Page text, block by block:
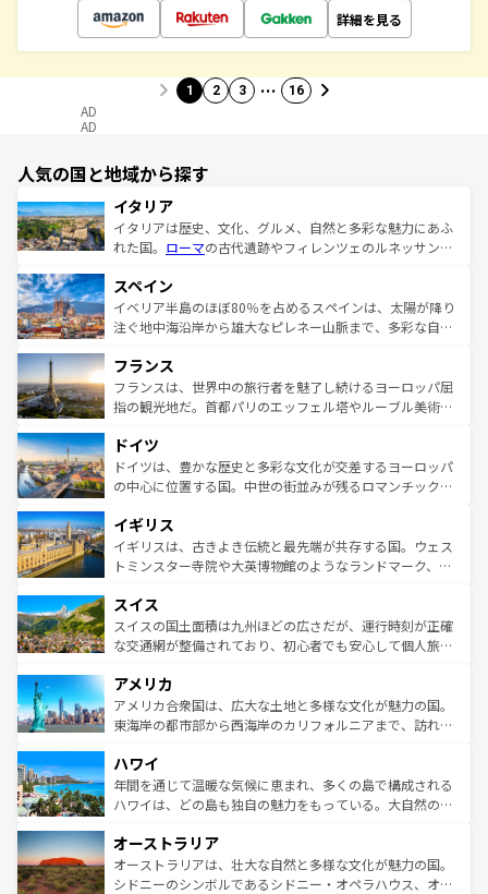
詳細を見る
1 2 3 … 16
AD
AD
人気の国と地域から探す
イタリア
イタリアは歴史、文化、グルメ、自然と多彩な魅力にあふ
れた国。 ローマの古代遺跡やフィレンツェのルネッサンス
ろん、トスカーナの美しい田園風景やアマルフィ海岸の絶
景など、自然景観も見逃せない。観光の合間には、本場の
ピザやパスタなど、絶品のイタリア料理を堪能することも
ませてくれるイタリアで、忘れられない旅をしてみよう！
なお、新着のイタリア情報はコンテンツ一覧 を参照してほ
しい。
スペイン
イベリア半島のほぼ80％を占めるスペインは、太陽が降り
注ぐ地中海沿岸から雄大なピレネー山脈まで、多彩な自然
文化が根付くこの国では、情熱的なフラメンコ、熱気あふ
れる闘牛、そして美味しいタパスが生活の一部となってい
る。首都マドリードの洗練された雰囲気や、バルセロナの
の城塞都市、穏やかなビーチリゾートまで多彩な表情を見
せる。地方によって風土や気候が異なるスペインはその個
性で訪れる人を魅了する。 なお、新着のスペイン情報はコ
フランス
フランスは、世界中の旅行者を魅了し続けるヨーロッパ屈
指の観光地だ。首都パリのエッフェル塔やルーブル美術館
で、幅広い魅力が詰まっている。華麗な宮殿、歴史的な大
聖堂、美しいビーチ、そして豊かな自然が、訪れる者を心
から魅了する。また、フランスは美食の国としても知ら
いる。シャンパンの発祥地であるランス、プロヴァンスの
香り高いラベンダー畑など、多彩な楽しみ方が可能だ。さ
らに、パリ以外の地域にも魅力が溢れており、どの街角に
れる地方に足を運ぶとそれぞれで全く異なる文化を体験で
きるだろう。 なお、新着のフランス情報はコンテンツ一覧
を参照してほしい。
ドイツ
ドイツは、豊かな歴史と多彩な文化が交差するヨーロッパ
の中心に位置する国。中世の街並みが残るロマンチック街
顔を持つこの国は、どこを歩いても飽きることがない。ベ
ルリンの文化的活気、バイエルン州のアルプスの絶景、そ
してライン川沿いのワイン畑といった風景は必見。ビール
は、お酒好きな人にはぜひ体験してほしい。 なお、新着の
ドイツ情報はコンテンツ一覧を参照してほしい。
イギリス
イギリスは、古きよき伝統と最先端が共存する国。ウェス
トミンスター寺院や大英博物館のようなランドマーク、歴
リアごとに異なる魅力がある。また、優雅なアフタヌーン
ティー、ビール好きにはたまらない英国パブ、サッカー観
戦など、本場だからこそできる体験も豊富。イギリスを旅
ンツ一覧を参照してほしい。
スイス
スイスの国土面積は九州ほどの広さだが、運行時刻が正確
な交通網が整備されており、初心者でも安心して個人旅行
の建物がそのまま残る町や、スイスならではのユニークな
博物館もあり、アルプス観光だけでなく町歩きも満喫する
ことができる。国民の所得が高いため物価も高いが、旅行
ば市内交通費無料で観光を楽しむこともできる。 なお、新
着のスイス情報はコンテンツ一覧 を参照してほしい。
アメリカ
アメリカ合衆国は、広大な土地と多様な文化が魅力の国。
東海岸の都市部から西海岸のカリフォルニアまで、訪れる
のような巨大都市は、観光、ショッピング、エンターテイ
ンメントが詰まった刺激的なスポットだ。一方、アメリカ
西部には大自然が広がり、グランドキャニオンやイエロー
部のニューオーリンズでは、音楽と美食が融合した独特の
文化が魅力。旅行者はアメリカの各地域で異なる魅力を楽
しみながら、その多様性と豊かな歴史を感じることができ
ハワイ
年間を通じて温暖な気候に恵まれ、多くの島で構成される
ハワイは、どの島も独自の魅力をもっている。大自然の神
ワイ島は見逃せない。また、定番の観光地といえばオアフ
島だが、静かな自然を求めるならマウイ島やカウアイ島が
おすすめ。エメラルドグリーンに輝く海をはじめ、豊かな
オーストラリア
オーストラリアは、壮大な自然と多様な文化が魅力の国。
シドニーのシンボルであるシドニー・オペラハウス、オー